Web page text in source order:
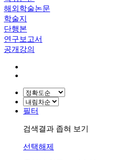
해외학술논문
학술지
단행본
연구보고서
공개강의
필터
검색결과 좁혀 보기
선택해제